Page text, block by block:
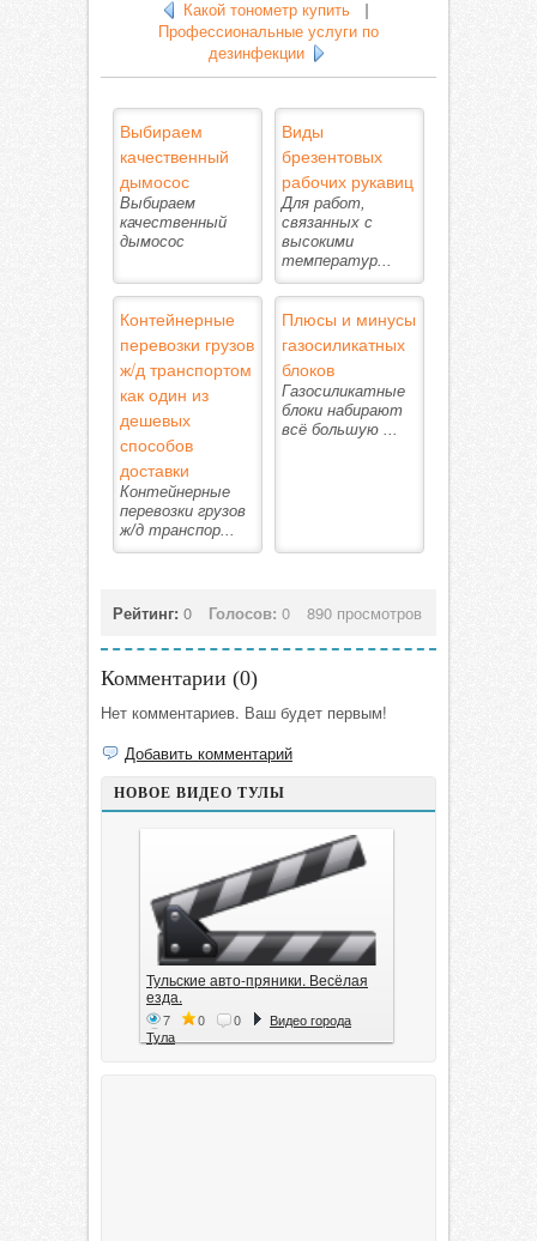
Какой тонометр купить|
Профессиональные услуги по
дезинфекции
Выбираем
качественный
дымосос
Выбираем
качественный
дымосос
Виды
брезентовых
рабочих рукавиц
Для работ,
связанных с
высокими
температур...
Контейнерные
перевозки грузов
ж/д транспортом
как один из
дешевых
способов
доставки
Контейнерные
перевозки грузов
ж/д транспор...
Плюсы и минусы
газосиликатных
блоков
Газосиликатные
блоки набирают
всё большую ...
Рейтинг: 0 Голосов: 0 890 просмотров
Комментарии (0)
Нет комментариев. Ваш будет первым!
Добавить комментарий
НОВОЕ ВИДЕО ТУЛЫ
Тульские авто-пряники. Весёлая
езда.
7 0 0
Видео города
Тула